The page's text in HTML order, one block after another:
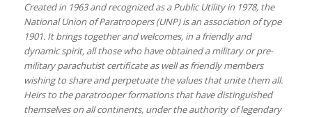
Created in 1963 and recognized as a Public Utility in 1978, the
National Union of Paratroopers (UNP) is an association of type
1901. It brings together and welcomes, in a friendly and
dynamic spirit, all those who have obtained a military or pre-
military parachutist certificate as well as friendly members
wishing to share and perpetuate the valuesthat unite them all.
Heirs to the paratrooper formations that have distinguished
themselves on all continents, under the authority of legendary